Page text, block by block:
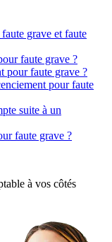
grave et faute
faute grave ?
pour faute grave ?
pour faute
suite à un
faute grave ?
à vos côtés